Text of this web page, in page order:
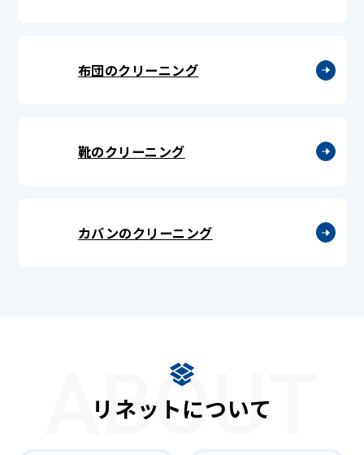
布団のクリーニング
靴のクリーニング
カバンのクリーニング
ABOUT
リネットについて